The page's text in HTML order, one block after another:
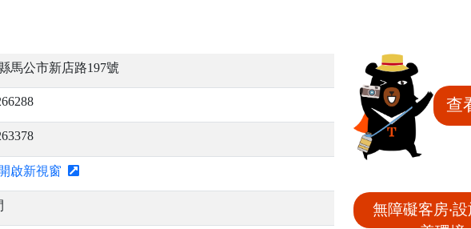
馬公市新店路197號
啟新視窗
查
無障礙客房‧